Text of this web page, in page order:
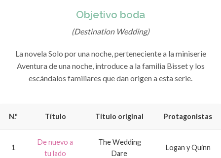
Objetivo boda
(Destination Wedding)
La novela Solo por una noche, perteneciente a la miniserie
Aventura de una noche, introduce a la familia Bisset y los
escándalos familiares que dan origen a esta serie.
N.º Título Título original Protagonistas
1
De nuevo a
tu lado
The Wedding
Dare
Logan y Quinn